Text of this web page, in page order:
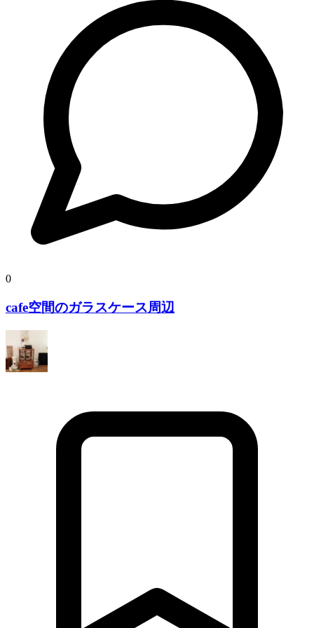
0
cafe空間のガラスケース周辺